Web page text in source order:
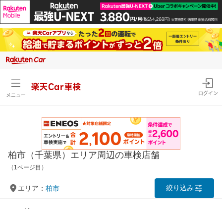
メニュー
楽天Car車検
ログイン
柏市（千葉県）エリア周辺の車検店舗
（1ページ目）
エリア： 柏市 絞り込み